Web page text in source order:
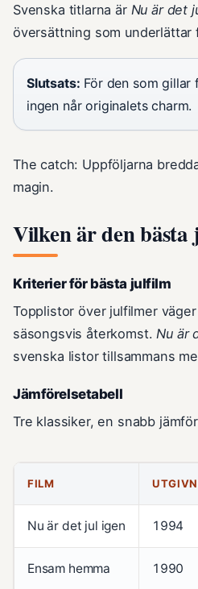
Svenska titlarna är Nu är det
översättning som underlättar
Slutsats: För den som gillar
ingen når originalets charm.
The catch: Uppföljarna
magin.
Vilken är den
Kriterier för bästa julfilm
Topplistor över julfilmer
säsongsvis återkomst. Nu är
svenska listor tillsammans
Jämförelsetabell
Tre klassiker, en snabb
FILM
Nu är det jul igen 1994
Ensam hemma 1990